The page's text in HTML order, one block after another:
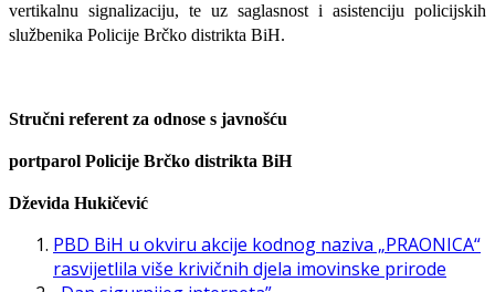
vertikalnu signalizaciju, te uz saglasnost i asistenciju policijskih
službenika Policije Brčko distrikta BiH.
Stručni referent za odnose s javnošću
portparol Policije Brčko distrikta BiH
Dževida Hukičević
PBD BiH u okviru akcije kodnog naziva „PRAONICA“
rasvijetlila više krivičnih djela imovinske prirode